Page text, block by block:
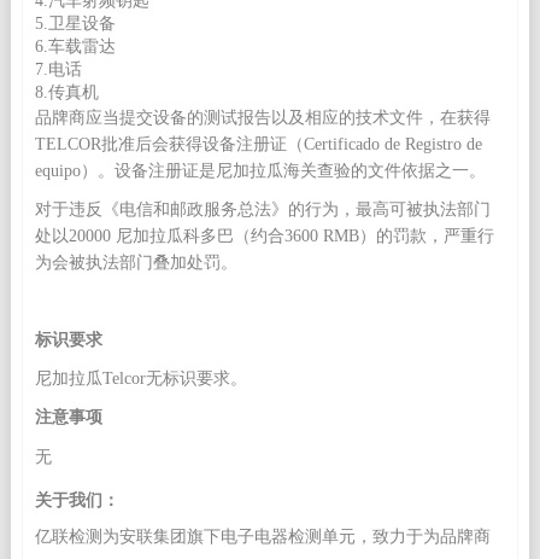
5.卫星设备
6.车载雷达
7.电话
8.传真机
品牌商应当提交设备的测试报告以及相应的技术文件，在获得
TELCOR批准后会获得设备注册证（Certificado de Registro de
equipo）。设备注册证是尼加拉瓜海关查验的文件依据之一。
对于违反《电信和邮政服务总法》的行为，最高可被执法部门
处以20000 尼加拉瓜科多巴（约合3600 RMB）的罚款，严重行
为会被执法部门叠加处罚。
标识要求
尼加拉瓜Telcor无标识要求。
注意事项
无
关于我们：
亿联检测为安联集团旗下电子电器检测单元，致力于为品牌商